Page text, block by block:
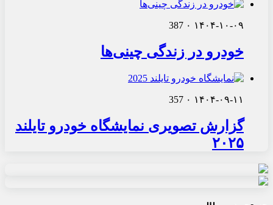
۱۴۰۴-۱۰-۰۹ ۰ 387
خودرو در زندگی چینی‌ها
۱۴۰۴-۰۹-۱۱ ۰ 357
گزارش تصویری نمایشگاه خودرو تایلند
۲۰۲۵